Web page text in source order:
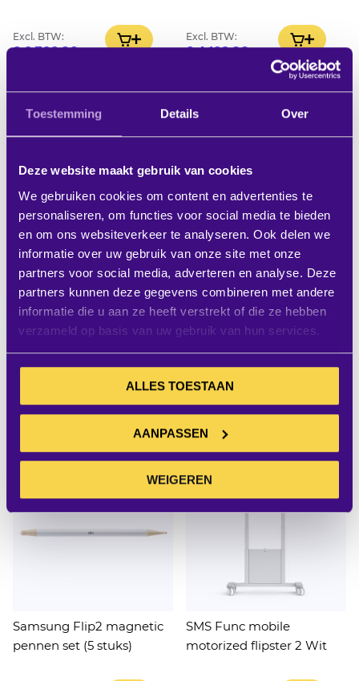
Toestemming Details Over
Deze website maakt gebruik van cookies
We gebruiken cookies om content en advertenties te
personaliseren, om functies voor social media te bieden
en om ons websiteverkeer te analyseren. Ook delen we
informatie over uw gebruik van onze site met onze
partners voor social media, adverteren en analyse. Deze
partners kunnen deze gegevens combineren met andere
informatie die u aan ze heeft verstrekt of die ze hebben
verzameld op basis van uw gebruik van hun services.
ALLES TOESTAAN
AANPASSEN
WEIGEREN
Excl. BTW:
€ 2.722,00
IN WINKELWAGEN
werkdagen
Excl. BTW:
€ 4.128,00
IN
verwachte levertijd 3-7
werkdagen
Samung Flip 55” Pro +
onderstel
IN WINKELWAGEN
werkdagen
SMS Icon Flipster Wall
A/W
€ 384,00
IN
werkdagen
Samsung Flip2 magnetic
pennen set (5 stuks)
SMS Func mobile
motorized flipster 2 Wit